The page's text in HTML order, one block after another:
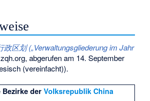
政区划 („Verwaltungsgliederung im Jahr
abgerufen am 14. September
(vereinfacht)).
der Volksrepublik China